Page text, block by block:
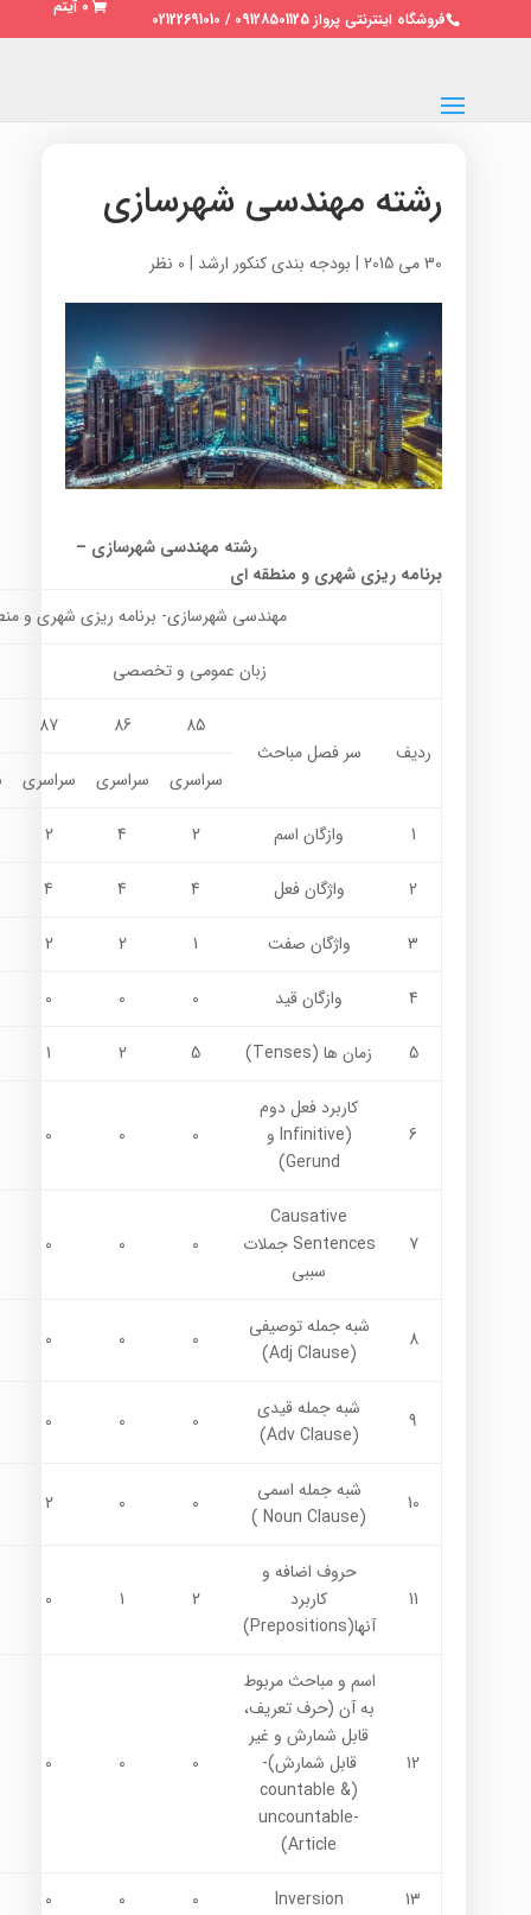
فروشگاه اینترنتی پرواز 09128501125 / 02122691010
0 آیتم
رشته مهندسی شهرسازی
30 می 2015 | بودجه بندی کنکور ارشد | 0 نظر
رشته مهندسی شهرسازی –
برنامه ریزی شهری و منطقه ای
مهندسي شهرسازي- برنامه ريزي شهري و
زبان عمومي و تخصصي
ردیف سر فصل مباحث
85
86
87
سراسری سراسری سراسری
1 وازگان اسم 2
4
2
2 واژگان فعل 4
4
4
3 واژگان صفت 1
2
2
4 وازگان قيد 0
0
0
5 زمان ها (Tenses) 5
2
1
6
كاربرد فعل دوم
(Infinitive و
Gerund)
0
0
0
7
Causative
Sentences جملات
سببي
0
0
0
8
شبه جمله توصيفي
(Adj Clause)
0
0
0
9
شبه جمله قيدي
(Adv Clause)
0
0
0
10
شبه جمله اسمي
(Noun Clause )
0
0
2
11
حروف اضافه و
كاربرد
آنها(Prepositions)
2
1
0
12
اسم و مباحث مربوط
به آن (حرف تعريف،
قابل شمارش و غير
قابل شمارش)-
(countable &
uncountable-
Article)
0
0
0
13
Inversion
0
0
0